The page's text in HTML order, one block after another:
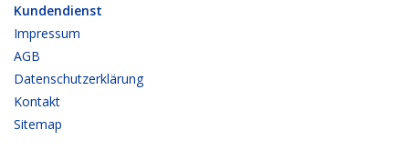
Kundendienst
Impressum
AGB
Datenschutzerklärung
Kontakt
Sitemap